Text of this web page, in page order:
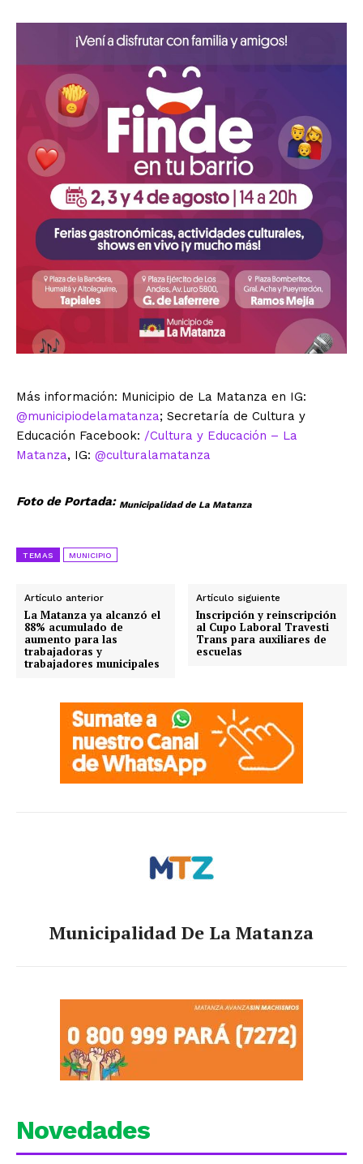
Más información: Municipio de La Matanza en IG:
@municipiodelamatanza; Secretaría de Cultura y
Educación Facebook: /Cultura y Educación – La
Matanza, IG: @culturalamatanza
Foto de Portada: Municipalidad de La Matanza
TEMAS MUNICIPIO
Artículo anterior
La Matanza ya alcanzó el
88% acumulado de
aumento para las
trabajadoras y
trabajadores municipales
Artículo siguiente
Inscripción y reinscripción
al Cupo Laboral Travesti
Trans para auxiliares de
escuelas
Municipalidad De La Matanza
Novedades